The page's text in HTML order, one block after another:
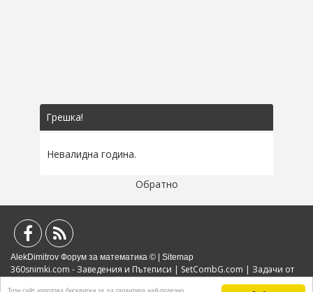
Този сайт използва бисквитки за да гарантира най-полезно
Грешка!
Невалидна година.
Обратно
AlekDimitrov Форум за математика © | Sitemap
360snimki.com - Заведения и Пътеписи | SetCombG.com | Задачи от
Математически Състезания|Портал за образование|Политика за